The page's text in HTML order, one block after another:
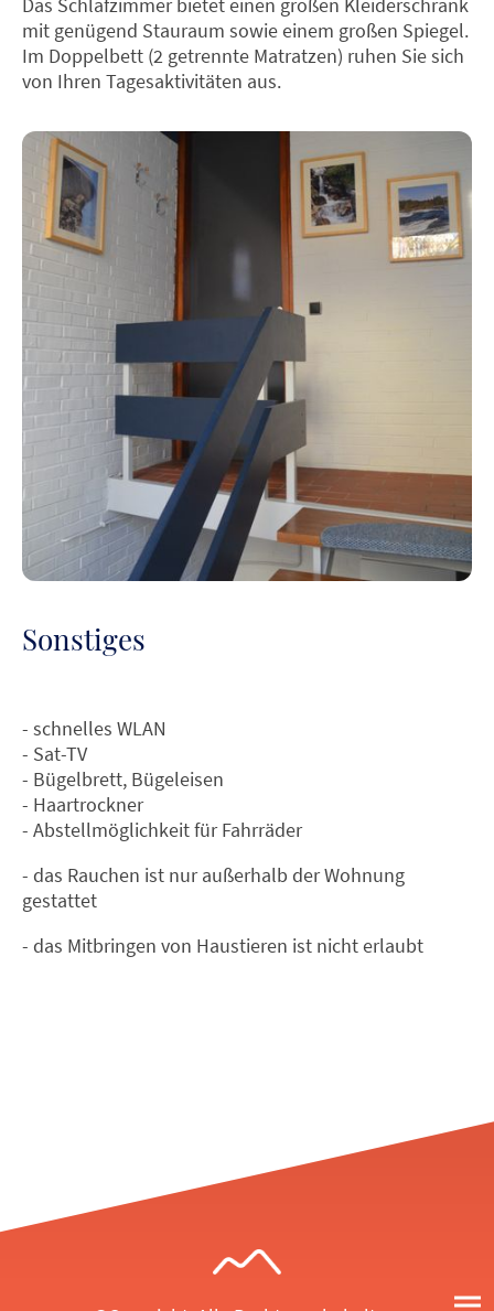
Das Schlafzimmer bietet einen großen Kleiderschrank
mit genügend Stauraum sowie einem großen Spiegel.
Im Doppelbett (2 getrennte Matratzen) ruhen Sie sich
von Ihren Tagesaktivitäten aus.
Sonstiges
- schnelles WLAN
- Sat-TV
- Bügelbrett, Bügeleisen
- Haartrockner
- Abstellmöglichkeit für Fahrräder
- das Rauchen ist nur außerhalb der Wohnung
gestattet
- das Mitbringen von Haustieren ist nicht erlaubt